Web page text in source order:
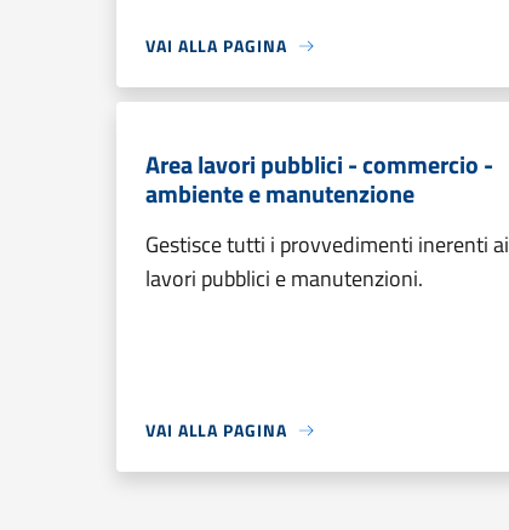
VAI ALLA PAGINA
Area lavori pubblici - commercio -
ambiente e manutenzione
Gestisce tutti i provvedimenti inerenti ai
lavori pubblici e manutenzioni.
VAI ALLA PAGINA